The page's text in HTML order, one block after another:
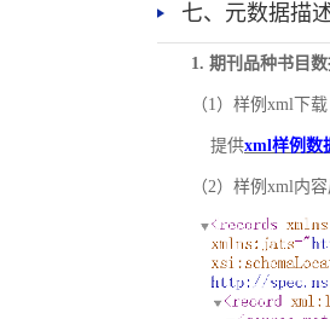
七、元数据描
1. 期刊品种书目
（1）样例xml下载
提供xml样例数
（2）样例xml内